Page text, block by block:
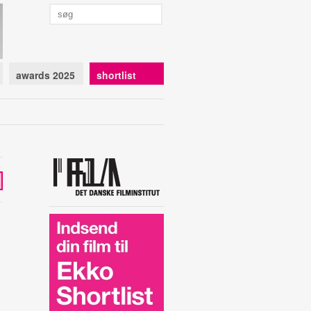
awards 2025 shortlist